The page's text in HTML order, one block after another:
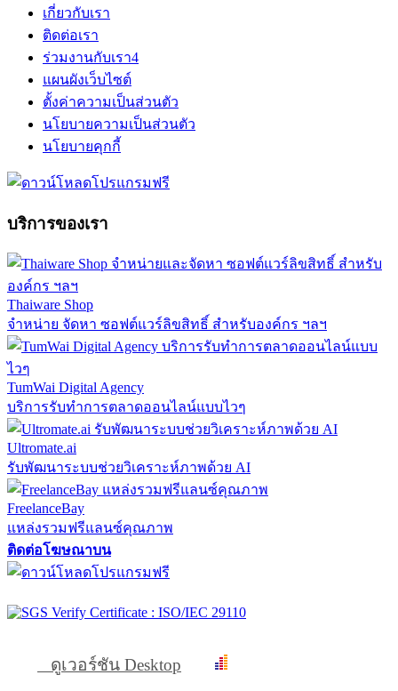
เกี่ยวกับเรา
ติดต่อเรา
ร่วมงานกับเรา4
แผนผังเว็บไซต์
ตั้งค่าความเป็นส่วนตัว
นโยบายความเป็นส่วนตัว
นโยบายคุกกี้
บริการของเรา
Thaiware Shop
จำหน่าย จัดหา ซอฟต์แวร์ลิขสิทธิ์ สำหรับองค์กร ฯลฯ
TumWai Digital Agency
บริการรับทำการตลาดออนไลน์แบบไวๆ
Ultromate.ai
รับพัฒนาระบบช่วยวิเคราะห์ภาพด้วย AI
FreelanceBay
แหล่งรวมฟรีแลนซ์คุณภาพ
ติดต่อโฆษณาบน
ดูเวอร์ชัน Desktop